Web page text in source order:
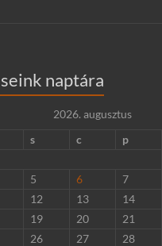
naptára
2026. augusztus
s c p
5 6 7
12 13 14
19 20 21
26 27 28